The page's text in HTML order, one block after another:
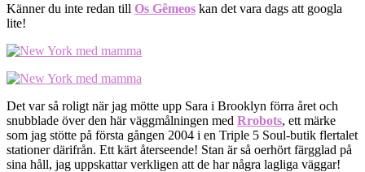
Känner du inte redan till Os Gêmeos kan det vara dags att googla
lite!
Det var så roligt när jag mötte upp Sara i Brooklyn förra året och
snubblade över den här väggmålningen med Rrobots, ett märke
som jag stötte på första gången 2004 i en Triple 5 Soul-butik flertalet
stationer därifrån. Ett kärt återseende! Stan är så oerhört färgglad på
sina håll, jag uppskattar verkligen att de har några lagliga väggar!